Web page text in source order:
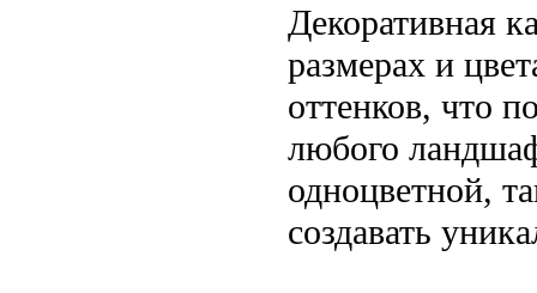
Декоративная
размерах и
оттенков, что
любого
одноцветной,
создавать